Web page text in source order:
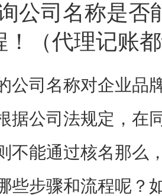
公司名称是否
！（代理记账
公司名称对企业品
据公司法规定，在
不能通过核名那么
些步骤和流程呢？